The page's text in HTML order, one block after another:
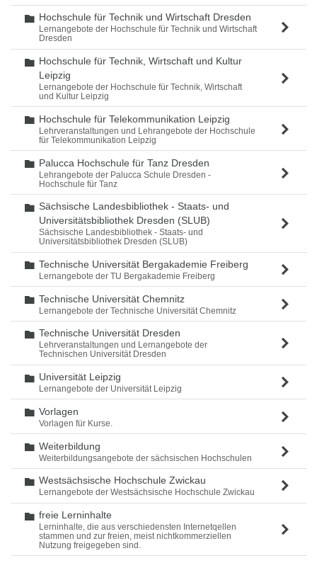
Ordner
Hochschule für Technik und Wirtschaft Dresden
Lernangebote der Hochschule für Technik und Wirtschaft
Dresden
Ordner
Hochschule für Technik, Wirtschaft und Kultur
Leipzig
Lernangebote der Hochschule für Technik, Wirtschaft
und Kultur Leipzig
Ordner
Hochschule für Telekommunikation Leipzig
Lehrveranstaltungen und Lehrangebote der Hochschule
für Telekommunikation Leipzig
Ordner
Palucca Hochschule für Tanz Dresden
Lehrangebote der Palucca Schule Dresden -
Hochschule für Tanz
Ordner
Sächsische Landesbibliothek - Staats- und
Universitätsbibliothek Dresden (SLUB)
Sächsische Landesbibliothek - Staats- und
Universitätsbibliothek Dresden (SLUB)
Ordner
Technische Universität Bergakademie Freiberg
Lernangebote der TU Bergakademie Freiberg
Ordner
Technische Universität Chemnitz
Lernangebote der Technische Universität Chemnitz
Ordner
Technische Universität Dresden
Lehrveranstaltungen und Lernangebote der
Technischen Universität Dresden
Ordner
Universität Leipzig
Lernangebote der Universität Leipzig
Ordner
Vorlagen
Vorlagen für Kurse.
Ordner
Weiterbildung
Weiterbildungsangebote der sächsischen Hochschulen
Ordner
Westsächsische Hochschule Zwickau
Lernangebote der Westsächsische Hochschule Zwickau
Ordner
freie Lerninhalte
Lerninhalte, die aus verschiedensten Internetqellen
stammen und zur freien, meist nichtkommerziellen
Nutzung freigegeben sind.